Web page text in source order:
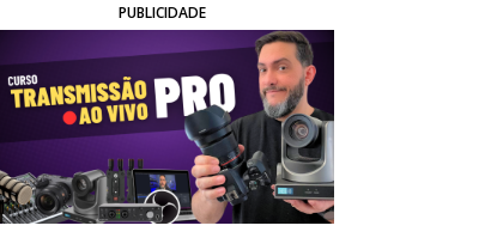
PUBLICIDADE